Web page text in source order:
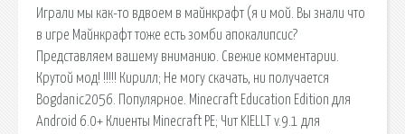
Играли мы как-то вдвоем в майнкрафт (я и мой. Вы знали что
в игре Майнкрафт тоже есть зомби апокалипсис?
Представляем вашему вниманию. Свежие комментарии.
Крутой мод! !!!!! Кирилл; Не могу скачать, ни получается
Bogdanic2056. Популярное. Minecraft Education Edition для
Android 6.0+ Клиенты Minecraft PE; Чит KIELLT v.9.1 для